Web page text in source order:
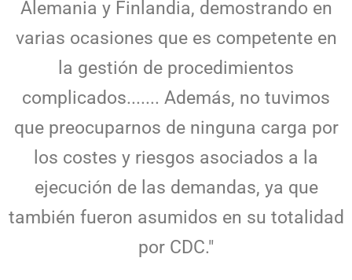
Alemania y Finlandia, demostrando en
varias ocasiones que es competente en
la gestión de procedimientos
complicados....... Además, no tuvimos
que preocuparnos de ninguna carga por
los costes y riesgos asociados a la
ejecución de las demandas, ya que
también fueron asumidos en su totalidad
por CDC."